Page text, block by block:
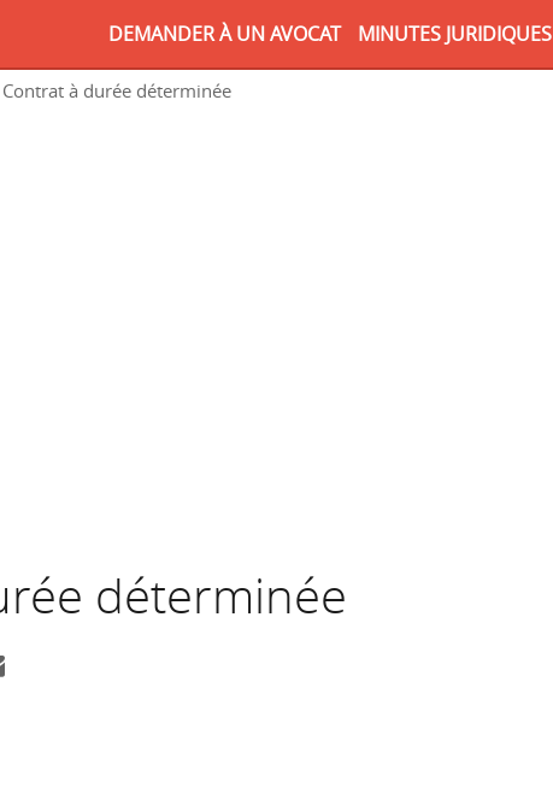
DEMANDER À UN AVOCAT MINUTES JURIDIQUES
Contrat à durée déterminée
déterminée